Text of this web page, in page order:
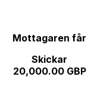
Mottagaren får
Skickar
20,000.00 GBP